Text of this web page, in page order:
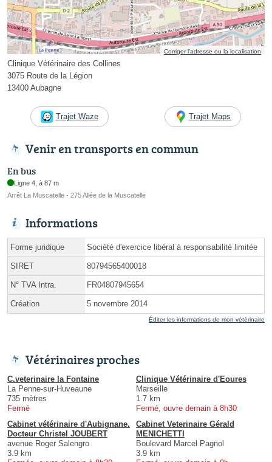
Corriger l’adresse ou la localisation
Clinique Vétérinaire des Collines
3075 Route de la Légion
13400 Aubagne
Trajet Waze Trajet Maps
Venir en transports en commun
En bus
Ligne 4, à 87 m
Arrêt La Muscatelle - 275 Allée de la Muscatelle
Informations
Forme juridique Société d'exercice libéral à responsabilité limitée
SIRET 80794565400018
N° TVA Intra. FR04807945654
Création 5 novembre 2014
Éditer les informations de mon vétérinaire
Vétérinaires proches
C.veterinaire la Fontaine
La Penne-sur-Huveaune
735 mètres
Fermé
Clinique Vétérinaire d'Eoures
Marseille
1.7 km
Fermé, ouvre demain à 8h30
Cabinet vétérinaire d'Aubignane.
Docteur Christel JOUBERT
avenue Roger Salengro
3.9 km
Cabinet Veterinaire Gérald
MENICHETTI
Boulevard Marcel Pagnol
3.9 km